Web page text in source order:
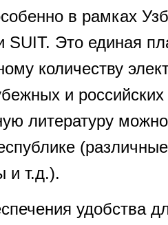
в рамках
SUIT. Это единая
количеству
и
литературу
и т.д.).
удобства